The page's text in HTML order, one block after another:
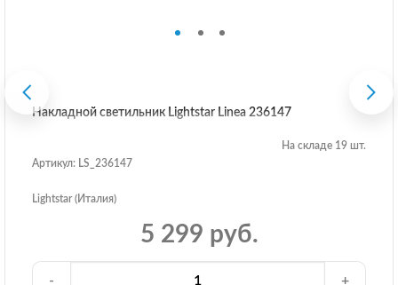
Накладной светильник Lightstar Linea 236147
На складе 19 шт.
Артикул: LS_236147
Lightstar (Италия)
5 299 руб.
- +